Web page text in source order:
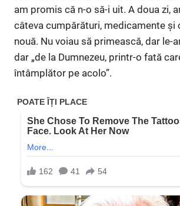
am promis că n-o să-i uit. A doua zi,
câteva cumpărături, medicamente și
nouă. Nu voiau să primească, dar le-
dar „de la Dumnezeu, printr-o fată
întâmplător pe acolo”.